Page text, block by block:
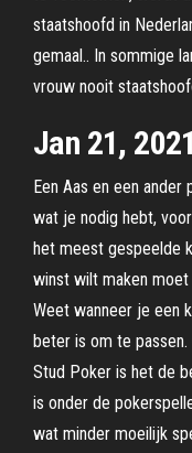
staatshoofd in
gemaal.. In sommige
vrouw nooit
Jan 21, 2021
Een Aas en een
wat je nodig hebt,
het meest gespeelde
winst wilt maken
Weet wanneer je een
beter is om te passen.
Stud Poker is het de
is onder de
wat minder moeilijk